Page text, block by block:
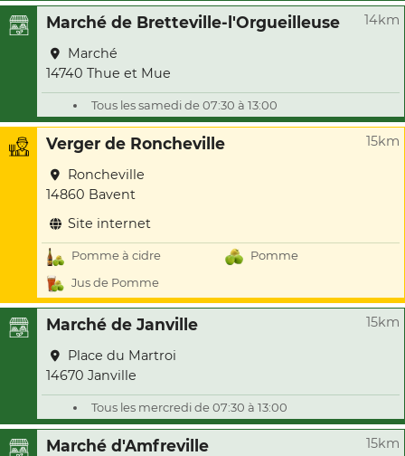
Marché de Bretteville-l'Orgueilleuse 14km
Marché
14740 Thue et Mue
Tous les samedi de 07:30 à 13:00
Verger de Roncheville 15km
Roncheville
14860 Bavent
Site internet
Pomme à cidre
Pomme
Jus de Pomme
Marché de Janville 15km
Place du Martroi
14670 Janville
Tous les mercredi de 07:30 à 13:00
Marché d'Amfreville 15km